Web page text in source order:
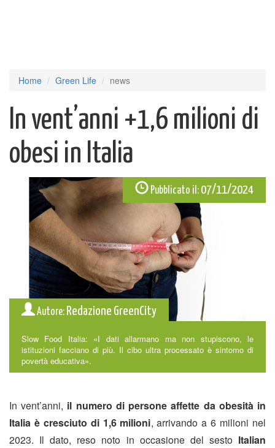
Home Green Life news
In vent’anni +1,6 milioni di
obesi in Italia
Pubblicato il: 07/11/2024
Autore: Redazione GreenCity
Slow Food Italia: «I dati allarmano ma non stupiscono, le
istituzioni facciano di più. Il cibo ultra processato è sintomo di
povertà educativa».
In vent’anni, il numero di persone affette da obesità in
Italia è cresciuto di 1,6 milioni, arrivando a 6 milioni nel
2023. Il dato, reso noto in occasione del sesto Italian